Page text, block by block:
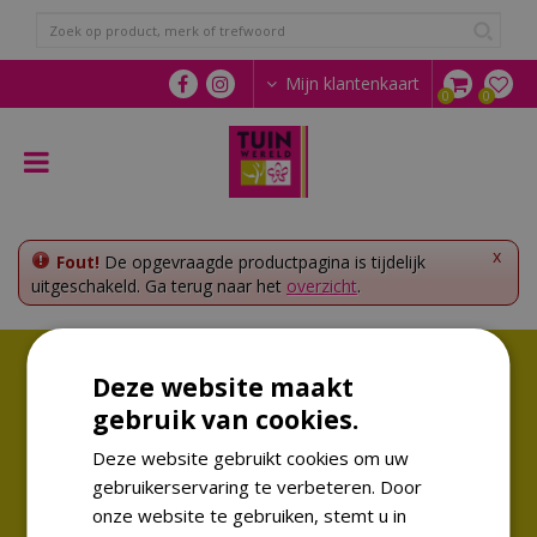
n
a
Mijn klantenkaart
x
Fout! De opgevraagde productpagina is tijdelijk
uitgeschakeld. Ga terug naar het overzicht.
Volg ons!
Altijd op de hoogte van de laatste trends
Deze website maakt
gebruik van cookies.
Deze website gebruikt cookies om uw
gebruikerservaring te verbeteren. Door
onze website te gebruiken, stemt u in